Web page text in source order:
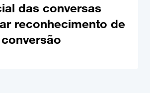
das conversas
reconhecimento de